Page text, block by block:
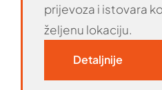
prijevoza i istovara
željenu lokaciju.
Detaljnije